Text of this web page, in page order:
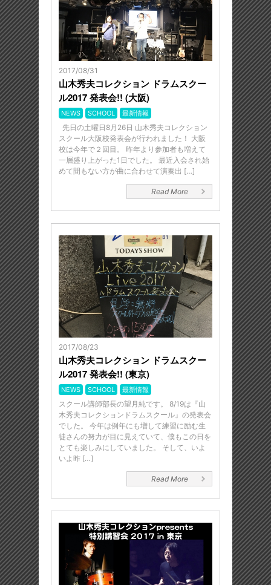
2017/08/31
山木秀夫コレクション ドラムスクー
ル2017 発表会!! (大阪)
NEWS SCHOOL 最新情報
先日の土曜日8月26日 山木秀夫コレクション
スクール大阪校発表会が行われました！ 大阪
校は今年で２回目。 昨年より参加者も増えて
一層盛り上がった1日でした。 最近入会され始
めて間もない方が曲に合わせて演奏出 […]
Read More
2017/08/23
山木秀夫コレクション ドラムスクー
ル2017 発表会!! (東京)
NEWS SCHOOL 最新情報
スクール講師部長の望月純です。 8/19は『山
木秀夫コレクションドラムスクール』の発表会
でした。 今年は例年にも増して練習に励む生
徒さんの努力が目に見えていて、僕もこの日を
とても楽しみにしていました。 そして、いよ
いよ昨 […]
Read More